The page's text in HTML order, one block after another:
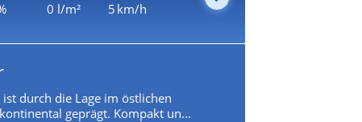
0 l/m²
5 km/h
durch die Lage im östlichen
geprägt. Kompakt un...